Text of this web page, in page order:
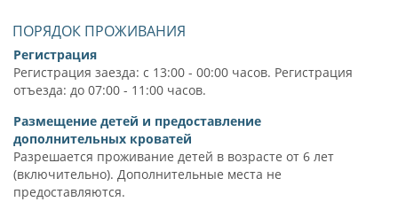
ПОРЯДОК ПРОЖИВАНИЯ
Регистрация
Регистрация заезда: с 13:00 - 00:00 часов. Регистрация
отъезда: до 07:00 - 11:00 часов.
Размещение детей и предоставление
дополнительных кроватей
Разрешается проживание детей в возрасте от 6 лет
(включительно). Дополнительные места не
предоставляются.